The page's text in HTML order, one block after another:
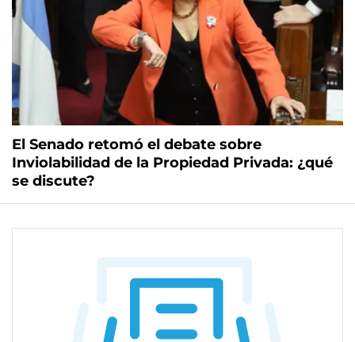
El Senado retomó el debate sobre
Inviolabilidad de la Propiedad Privada: ¿qué
se discute?